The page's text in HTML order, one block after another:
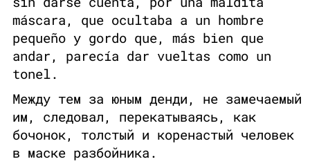
máscara, que ocultaba a un hombre
pequeño y gordo que, más bien que
andar, parecía dar vueltas como un
tonel.
Между тем за юным денди, не замечаемый
им, следовал, перекатываясь, как
бочонок, толстый и коренастый человек
в маске разбойника.